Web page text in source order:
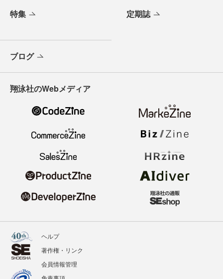
特集 定期誌
ブログ
翔泳社のWebメディア
ヘルプ
著作権・リンク
会員情報管理